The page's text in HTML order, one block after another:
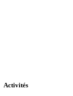
Activités